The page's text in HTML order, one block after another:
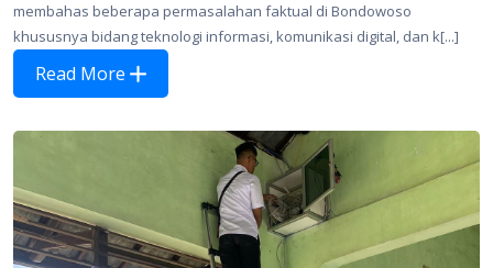
membahas beberapa permasalahan faktual di Bondowoso
khususnya bidang teknologi informasi, komunikasi digital, dan k[...]
Read More